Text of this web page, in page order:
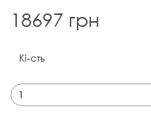
18697 грн
Кі-сть